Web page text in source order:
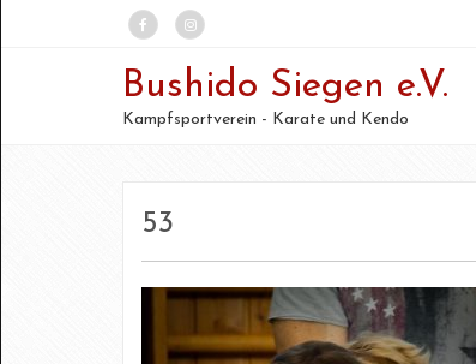
Bushido Siegen e.V.
Kampfsportverein - Karate und Kendo
53